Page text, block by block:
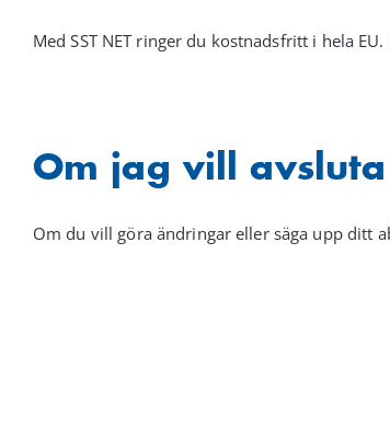
Med SST NET ringer du kostnadsfritt i hela
Om jag vill
Om du vill göra ändringar eller säga upp ditt